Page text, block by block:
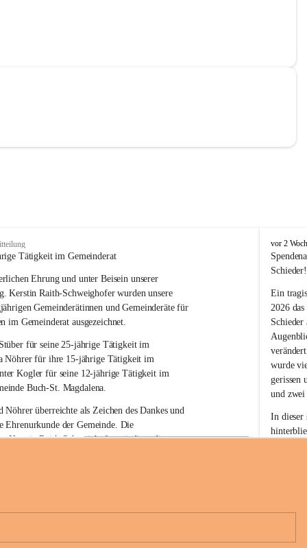
Tätigkeit im Gemeinderat
Ehrung und unter Beisein unserer
Kerstin Raith-Schweighofer wurden unsere
Gemeinderätinnen und Gemeinderäte für
im Gemeinderat ausgezeichnet.
für seine 25-jährige Tätigkeit im
Nöhrer für ihre 15-jährige Tätigkeit im
Kogler für seine 12-jährige Tätigkeit im
Buch-St. Magdalena.
Nöhrer überreichte als Zeichen des Dankes und
Ehrenurkunde der Gemeinde. Die
Kerstin Raith-Schweighofer würdigte die
+6
B
u
c
-
S
t
.
M
a
g
d
a
e
n
a
vor 2
Schieder!
Ein
2026
wurde
gerissen
und
In dieser